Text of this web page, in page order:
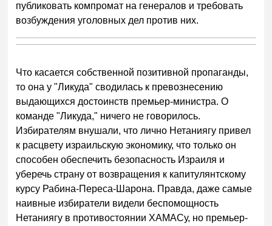
публиковать компромат на генералов и требовать
возбуждения уголовных дел против них.
Что касается собственной позитивной пропаганды,
то она у "Ликуда" сводилась к превознесению
выдающихся достоинств премьер-министра. О
команде "Ликуда," ничего не говорилось.
Избирателям внушали, что лично Нетаниягу привел
к расцвету израильскую экономику, что только он
способен обеспечить безопасность Израиля и
уберечь страну от возвращения к капитулянтскому
курсу Рабина-Переса-Шарона. Правда, даже самые
наивные избиратели видели беспомощность
Нетаниягу в противостоянии ХАМАСу, но премьер-